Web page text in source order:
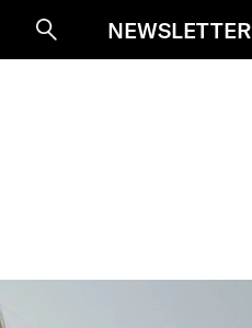
SucheNEWSLETTER